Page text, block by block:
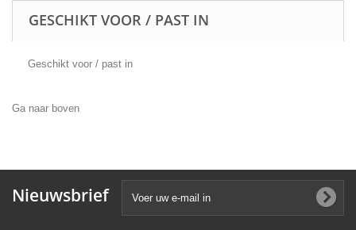
GESCHIKT VOOR / PAST IN
Geschikt voor / past in
Ga naar boven
Nieuwsbrief